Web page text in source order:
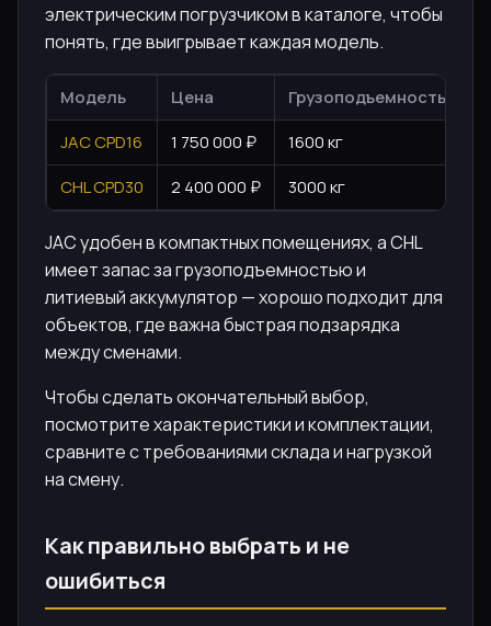
электрическим погрузчиком в каталоге, чтобы
понять, где выигрывает каждая модель.
Модель Цена Грузоподъемность
JAC CPD16
1 750 000 ₽ 1600 кг
CHL CPD30
2 400 000 ₽ 3000 кг
JAC удобен в компактных помещениях, а CHL
имеет запас за грузоподъемностью и
литиевый аккумулятор — хорошо подходит для
объектов, где важна быстрая подзарядка
между сменами.
Чтобы сделать окончательный выбор,
посмотрите характеристики и комплектации,
сравните с требованиями склада и нагрузкой
на смену.
Как правильно выбрать и не
ошибиться